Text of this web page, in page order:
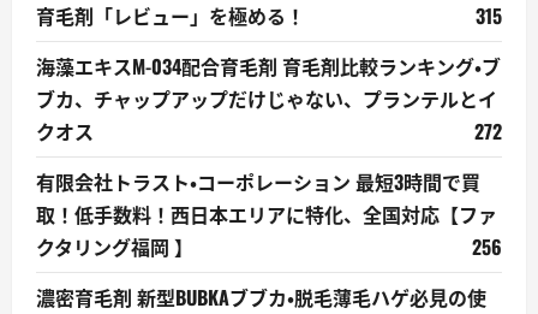
育毛剤「レビュー」を極める！
315
海藻エキスM-034配合育毛剤 育毛剤比較ランキング・ブ
ブカ、チャップアップだけじゃない、プランテルとイ
クオス
272
有限会社トラスト・コーポレーション 最短3時間で買
取！低手数料！西日本エリアに特化、全国対応【ファ
クタリング福岡 】
256
濃密育毛剤 新型BUBKAブブカ・脱毛薄毛ハゲ必見の使